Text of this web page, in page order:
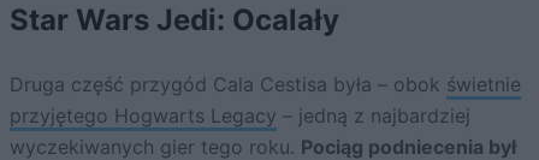
Star Wars Jedi: Ocalały
Druga część przygód Cala Cestisa była – obok świetnie
przyjętego Hogwarts Legacy – jedną z najbardziej
wyczekiwanych gier tego roku. Pociąg podniecenia był